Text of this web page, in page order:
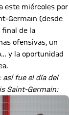
este miércoles por
Germain (desde
final de la
ofensivas, un
y la oportunidad
así fue el día del
Saint-Germain: